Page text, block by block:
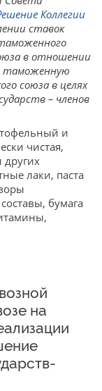
Коллегии
ставок
в отношении
таможенную
союза в целях
– членов
и
чистая,
других
лаки, паста
бумага
на